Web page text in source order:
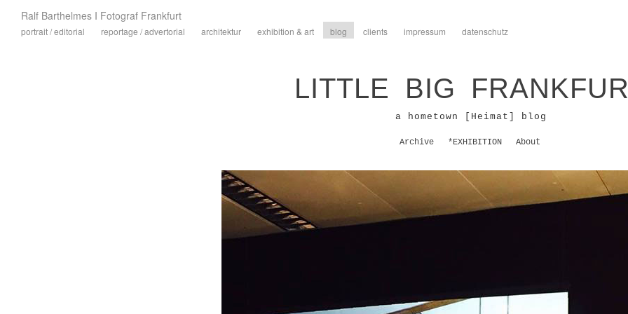
Ralf Barthelmes I Fotograf Frankfurt
portrait / editorial reportage / advertorial architektur exhibition & art blog clients impressum datenschutz
LITTLE BIG
a hometown [Heimat] blog
Archive *EXHIBITION About